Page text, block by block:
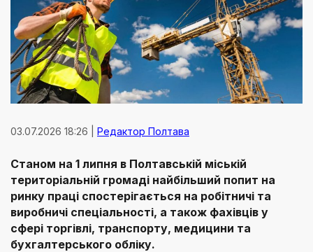
03.07.2026 18:26 | Редактор Полтава
Станом на 1 липня в Полтавській міській
територіальній громаді найбільший попит на
ринку праці спостерігається на робітничі та
виробничі спеціальності, а також фахівців у
сфері торгівлі, транспорту, медицини та
бухгалтерського обліку.